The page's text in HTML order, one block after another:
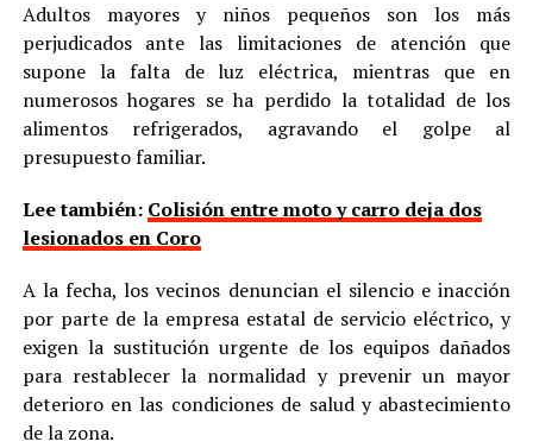
Adultos mayores y niños pequeños son los más
perjudicados ante las limitaciones de atención que
supone la falta de luz eléctrica, mientras que en
numerosos hogares se ha perdido la totalidad de los
alimentos refrigerados, agravando el golpe al
presupuesto familiar.
Lee también: Colisión entre moto y carro deja dos
lesionados en Coro
A la fecha, los vecinos denuncian el silencio e inacción
por parte de la empresa estatal de servicio eléctrico, y
exigen la sustitución urgente de los equipos dañados
para restablecer la normalidad y prevenir un mayor
deterioro en las condiciones de salud y abastecimiento
de la zona.